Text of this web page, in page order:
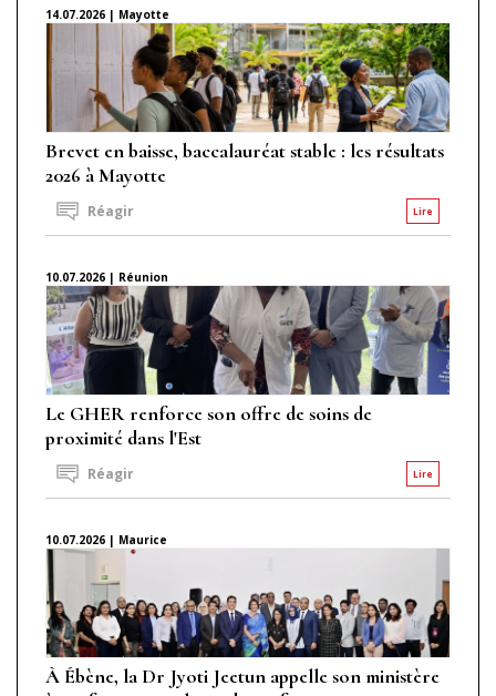
14.07.2026 | Mayotte
Brevet en baisse, baccalauréat stable : les résultats
2026 à Mayotte
Lire
Réagir
10.07.2026 | Réunion
Le GHER renforce son offre de soins de
proximité dans l'Est
Lire
Réagir
10.07.2026 | Maurice
À Ébène, la Dr Jyoti Jeetun appelle son ministère